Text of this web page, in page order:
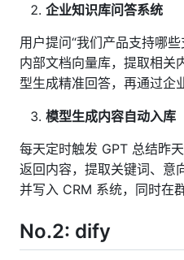
企业知识库问答系统
用户提问“我们产品支持哪
内部文档向量库，提取相关
型生成精准回答，再通过企
模型生成内容自动入库
每天定时触发 GPT 总结昨
返回内容，提取关键词、意
并写入 CRM 系统，同时在
No.2: dify